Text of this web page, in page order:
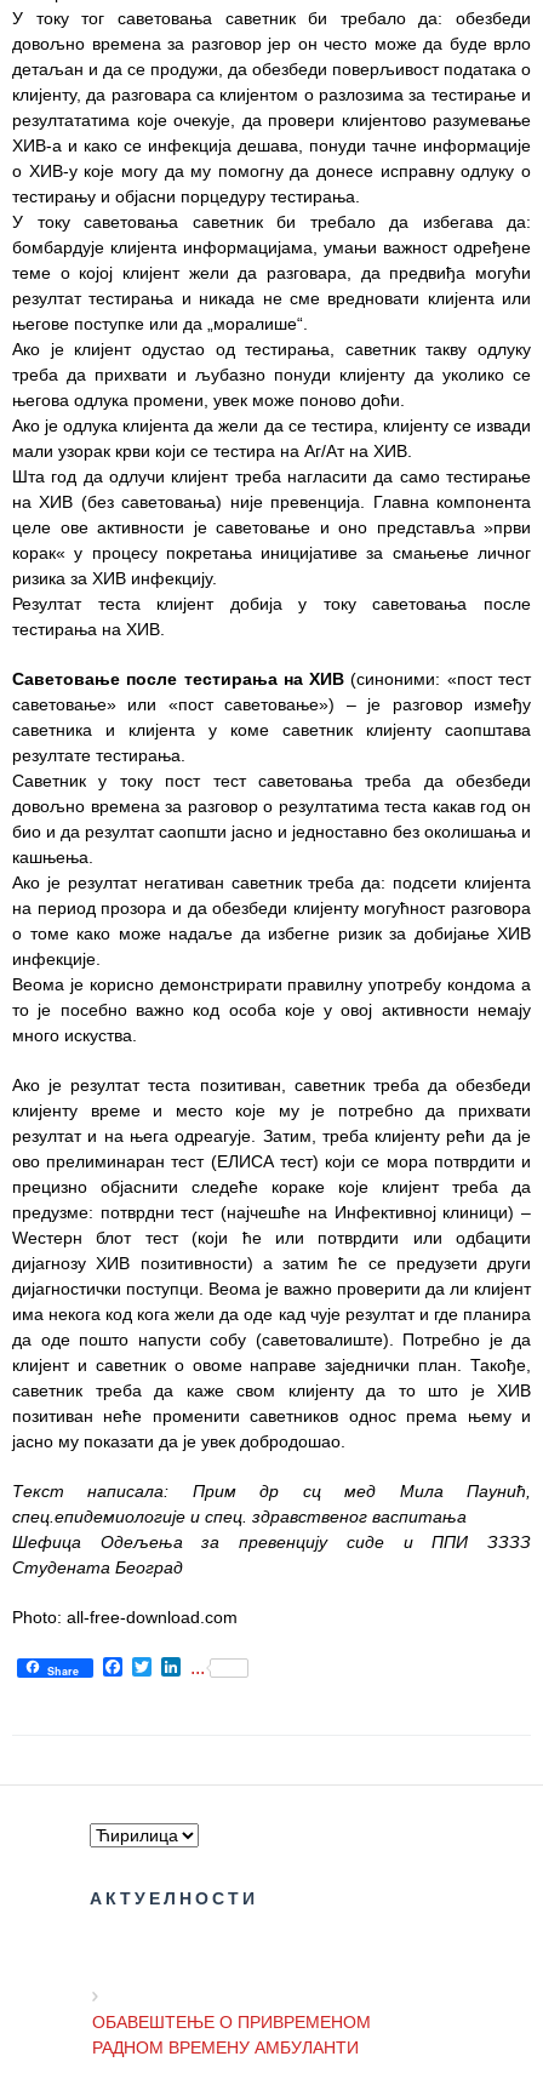
У току тог саветовања саветник би требало да: обезбеди
довољно времена за разговор јер он често може да буде врло
детаљан и да се продужи, да обезбеди поверљивост података о
клијенту, да разговара са клијентом о разлозима за тестирање и
резултататима које очекује, да провери клијентово разумевање
ХИВ-а и како се инфекција дешава, понуди тачне информације
о ХИВ-у које могу да му помогну да донесе исправну одлуку о
тестирању и објасни порцедуру тестирања.
У току саветовања саветник би требало да избегава да:
бомбардује клијента информацијама, умањи важност одређене
теме о којој клијент жели да разговара, да предвиђа могући
резултат тестирања и никада не сме вредновати клијента или
његове поступке или да „моралише“.
Ако је клијент одустао од тестирања, саветник такву одлуку
треба да прихвати и љубазно понуди клијенту да уколико се
његова одлука промени, увек може поново доћи.
Ако је одлука клијента да жели да се тестира, клијенту се извади
мали узорак крви који се тестира на Аг/Ат на ХИВ.
Шта год да одлучи клијент треба нагласити да само тестирање
на ХИВ (без саветовања) није превенција. Главна компонента
целе ове активности је саветовање и оно представља »први
корак« у процесу покретања иницијативе за смањење личног
ризика за ХИВ инфекцију.
Резултат теста клијент добија у току саветовања после
тестирања на ХИВ.
Саветовање после тестирања на ХИВ (синоними: «пост тест
саветовање» или «пост саветовање») – је разговор између
саветника и клијента у коме саветник клијенту саопштава
резултате тестирања.
Саветник у току пост тест саветовања треба да обезбеди
довољно времена за разговор о резултатима теста какав год он
био и да резултат саопшти јасно и једноставно без околишања и
кашњења.
Ако је резултат негативан саветник треба да: подсети клијента
на период прозора и да обезбеди клијенту могућност разговора
о томе како може надаље да избегне ризик за добијање ХИВ
инфекције.
Веома је корисно демонстрирати правилну употребу кондома а
то је посебно важно код особа које у овој активности немају
много искуства.
Ако је резултат теста позитиван, саветник треба да обезбеди
клијенту време и место које му је потребно да прихвати
резултат и на њега одреагује. Затим, треба клијенту рећи да је
ово прелиминаран тест (ЕЛИСА тест) који се мора потврдити и
прецизно објаснити следеће кораке које клијент треба да
предузме: потврдни тест (најчешће на Инфективној клиници) –
Wестерн блот тест (који ће или потврдити или одбацити
дијагнозу ХИВ позитивности) а затим ће се предузети други
дијагностички поступци. Веома је важно проверити да ли клијент
има некога код кога жели да оде кад чује резултат и где планира
да оде пошто напусти собу (саветовалиште). Потребно је да
клијент и саветник о овоме направе заједнички план. Такође,
саветник треба да каже свом клијенту да то што је ХИВ
позитиван неће променити саветников однос према њему и
јасно му показати да је увек добродошао.
Текст написала: Прим др сц мед Мила Паунић,
спец.епидемиологије и спец. здравственог васпитања
Шефица Одељења за превенцију сиде и ППИ ЗЗЗЗ
Студената Београд
Photo: all-free-download.com
Share Facebook
TwitterLinkedIn
...
АКТУЕЛНОСТИ
ОБАВЕШТЕЊЕ О ПРИВРЕМЕНОМ
РАДНОМ ВРЕМЕНУ АМБУЛАНТИ
ЗАКАЗИВАЊЕ
ПРЕГЛЕДА
КВАЛИТЕТ
РАДА
Показатељи
квалитета
Задовољство
запослених
Задовољство
корисника
Акредитација
Завода
Приговори
пацијената
УСЛУГЕ
ПИТАЊА И
Заштита
права
пацијената
Права и
дужности
пацијената
За особе са
инвалидитетом
Изаберите
лекара
за дом
Систематски
прегледи
Лекарска
уверења
Календар
здравља
ЕДУКАТИВНИ
МАТЕРИЈАЛ
Блог